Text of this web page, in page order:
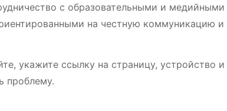
с образовательными и
на честную коммуникацию и
укажите ссылку на страницу, устройство
проблему.